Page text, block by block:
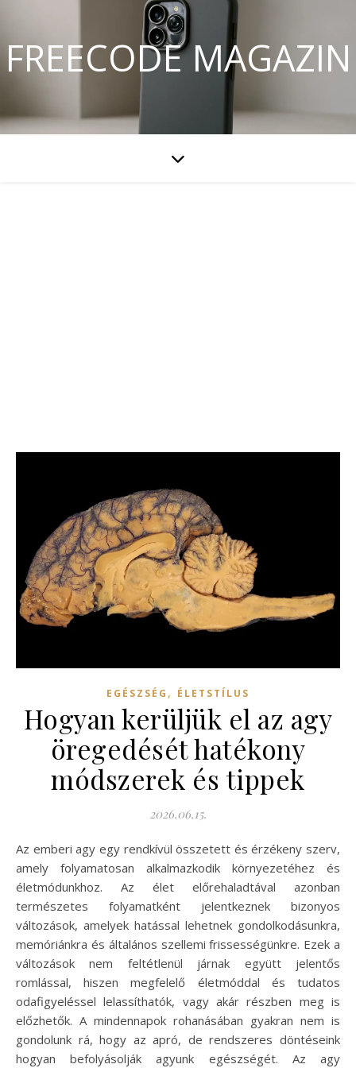
FREECODE MAGAZIN
EGÉSZSÉG , ÉLETSTÍLUS
Hogyan kerüljük el az agy
öregedését hatékony
módszerek és tippek
2026.06.15.
Az emberi agy egy rendkívül összetett és érzékeny szerv,
amely folyamatosan alkalmazkodik környezetéhez és
életmódunkhoz. Az élet előrehaladtával azonban
természetes folyamatként jelentkeznek bizonyos
változások, amelyek hatással lehetnek gondolkodásunkra,
memóriánkra és általános szellemi frissességünkre. Ezek a
változások nem feltétlenül járnak együtt jelentős
romlással, hiszen megfelelő életmóddal és tudatos
odafigyeléssel lelassíthatók, vagy akár részben meg is
előzhetők. A mindennapok rohanásában gyakran nem is
gondolunk rá, hogy az apró, de rendszeres döntéseink
hogyan befolyásolják agyunk egészségét. Az agy